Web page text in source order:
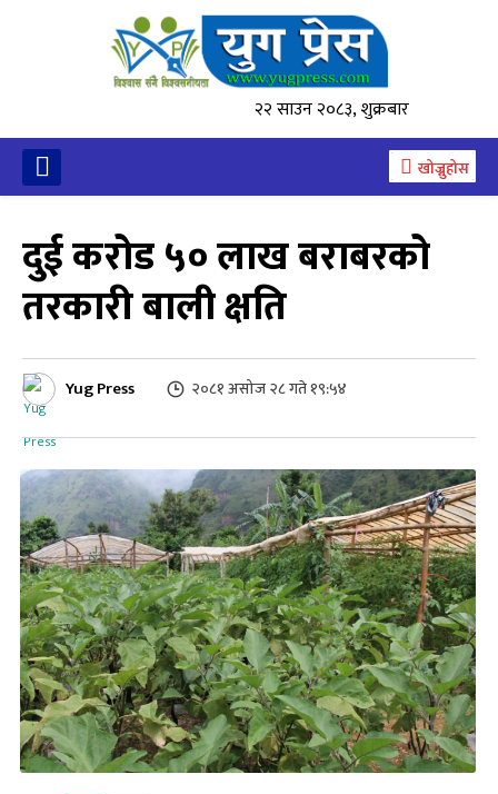
२२ साउन २०८३, शुक्रबार
खोज्नुहोस
दुई करोड ५० लाख बराबरको
तरकारी बाली क्षति
Yug Press २०८१ असोज २८ गते १९:५४